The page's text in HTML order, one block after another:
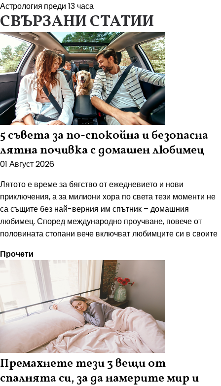
Астрология преди 13 часа
СВЪРЗАНИ СТАТИИ
5 съвета за по-спокойна и безопасна
лятна почивка с домашен любимец
01 Август 2026
Лятото е време за бягство от ежедневието и нови
приключения, а за милиони хора по света тези моменти не
са същите без най-верния им спътник – домашния
любимец. Според международно проучване, повече от
половината стопани вече включват любимците си в своите
Прочети
Премахнете тези 3 вещи от
спалнята си, за да намерите мир и